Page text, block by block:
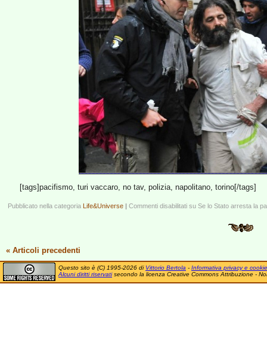
[tags]pacifismo, turi vaccaro, no tav, polizia, napolitano, torino[/tags]
Pubblicato nella categoria Life&Universe | Commenti disabilitati su Se lo Stato arresta la
« Articoli precedenti
Questo sito è (C) 1995-2026 di Vittorio Bertola - Informativa privacy e cookie
Alcuni diritti riservatisecondo la licenza Creative Commons Attribuzione -